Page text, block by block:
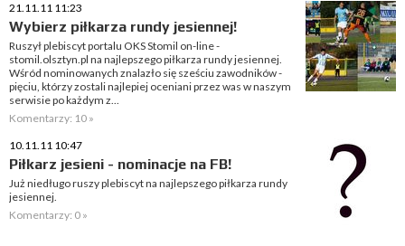
21.11.11 11:23
Wybierz piłkarza rundy jesiennej!
Ruszył plebiscyt portalu OKS Stomil on-line -
stomil.olsztyn.pl na najlepszego piłkarza rundy jesiennej.
Wśród nominowanych znalazło się sześciu zawodników -
pięciu, którzy zostali najlepiej oceniani przez was w naszym
serwisie po każdym z...
Komentarzy: 10 »
10.11.11 10:47
Piłkarz jesieni - nominacje na FB!
Już niedługo ruszy plebiscyt na najlepszego piłkarza rundy
jesiennej.
Komentarzy: 0 »